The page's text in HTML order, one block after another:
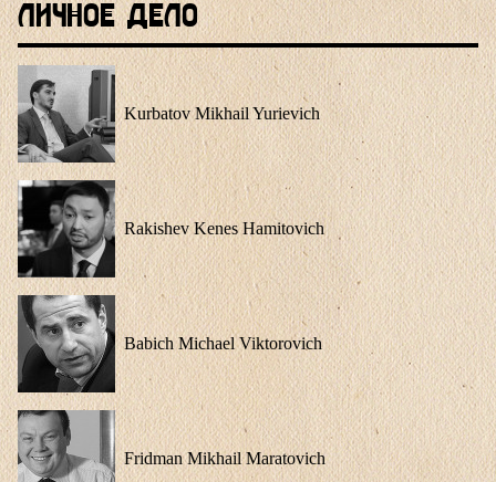
Личное Дело
Kurbatov Mikhail Yurievich
Rakishev Kenes Hamitovich
Babich Michael Viktorovich
Fridman Mikhail Maratovich